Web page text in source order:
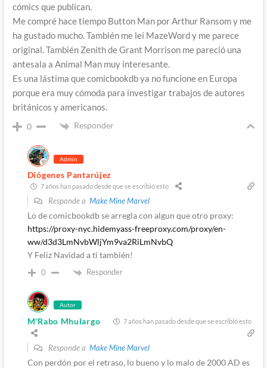
cómics que publican.
Me compré hace tiempo Button Man por Arthur Ransom y me
ha gustado mucho. También me leí MazeWord y me parece
original. También Zenith de Grant Morrison me pareció una
antesala a Animal Man muy interesante.
Es una lástima que comicbookdb ya no funcione en Europa
porque era muy cómoda para investigar trabajos de autores
británicos y americanos.
0 Responder
Admin
Diógenes Pantarújez
7 años han pasado desde que se escribió esto
Responde a Make Mine Marvel
Lo de comicbookdb se arregla con algun que otro proxy:
https://proxy-nyc.hidemyass-freeproxy.com/proxy/en-
ww/d3d3LmNvbWljYm9va2RiLmNvbQ
Y Feliz Navidad a ti también!
0 Responder
Autor
M'Rabo Mhulargo 7 años han pasado desde que se escribió esto
Responde a Make Mine Marvel
Con perdón por el retraso, lo bueno y lo malo de 2000 AD es